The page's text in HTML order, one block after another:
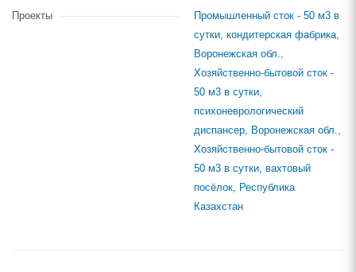
Проекты
Промышленный сток - 50 м3 в
сутки, кондитерская фабрика,
Воронежская обл.
Хозяйственно-бытовой сток -
50 м3 в сутки,
психоневрологический
диспансер, Воронежская обл.
Хозяйственно-бытовой сток -
50 м3 в сутки, вахтовый
посёлок, Республика
Казахстан